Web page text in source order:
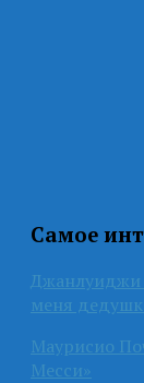
Самое
Джанлуиджи
меня
Маурисио
Месси»